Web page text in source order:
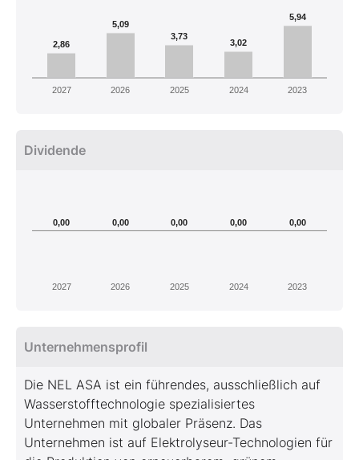
2,86
5,09
3,73
3,02
5,94
2027 2026 2025 2024 2023
Dividende
0,00 0,00 0,00 0,00 0,00
2027 2026 2025 2024 2023
Unternehmensprofil
Die NEL ASA ist ein führendes, ausschließlich auf
Wasserstofftechnologie spezialisiertes
Unternehmen mit globaler Präsenz. Das
Unternehmen ist auf Elektrolyseur-Technologien für